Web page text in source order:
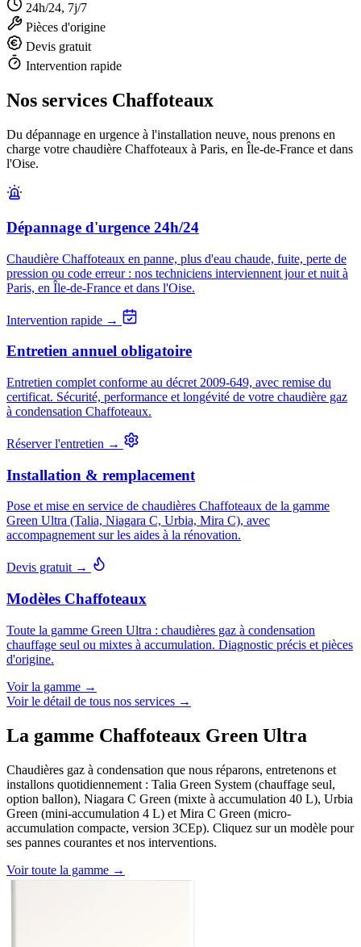
24h/24, 7j/7
Pièces d'origine
Devis gratuit
Intervention rapide
Nos services Chaffoteaux
Du dépannage en urgence à l'installation neuve, nous prenons en
charge votre chaudière Chaffoteaux à Paris, en Île-de-France et dans
l'Oise.
Dépannage d'urgence 24h/24
Chaudière Chaffoteaux en panne, plus d'eau chaude, fuite, perte de
pression ou code erreur : nos techniciens interviennent jour et nuit à
Paris, en Île-de-France et dans l'Oise.
Intervention rapide →
Entretien annuel obligatoire
Entretien complet conforme au décret 2009-649, avec remise du
certificat. Sécurité, performance et longévité de votre chaudière gaz
à condensation Chaffoteaux.
Réserver l'entretien →
Installation & remplacement
Pose et mise en service de chaudières Chaffoteaux de la gamme
Green Ultra (Talia, Niagara C, Urbia, Mira C), avec
accompagnement sur les aides à la rénovation.
Devis gratuit →
Modèles Chaffoteaux
Toute la gamme Green Ultra : chaudières gaz à condensation
chauffage seul ou mixtes à accumulation. Diagnostic précis et pièces
d'origine.
Voir la gamme →
Voir le détail de tous nos services →
La gamme Chaffoteaux Green Ultra
Chaudières gaz à condensation que nous réparons, entretenons et
installons quotidiennement : Talia Green System (chauffage seul,
option ballon), Niagara C Green (mixte à accumulation 40 L), Urbia
Green (mini-accumulation 4 L) et Mira C Green (micro-
accumulation compacte, version 3CEp). Cliquez sur un modèle pour
ses pannes courantes et nos interventions.
Voir toute la gamme →